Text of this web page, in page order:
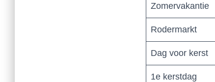
Zomervakantie
Rodermarkt
Dag voor kerst
1e kerstdag